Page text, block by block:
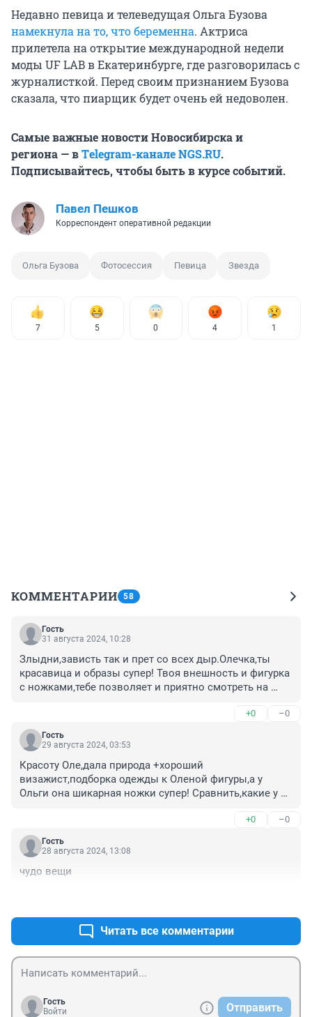
Недавно певица и телеведущая Ольга Бузова
намекнула на то, что беременна. Актриса
прилетела на открытие международной недели
моды UF LAB в Екатеринбурге, где разговорилась с
журналисткой. Перед своим признанием Бузова
сказала, что пиарщик будет очень ей недоволен.
Самые важные новости Новосибирска и
региона — вТelegram-канале NGS.RU.
Подписывайтесь, чтобы быть в курсе событий.
Павел Пешков
Корреспондент оперативной редакции
Ольга Бузова Фотосессия Певица Звезда
7 5 0 4 1
КОММЕНТАРИИ 58
Гость
31 августа 2024, 10:28
Злыдни,зависть так и прет со всех дыр.Олечка,ты
красавица и образы супер! Твоя внешность и фигурка
с ножками,тебе позволяет и приятно смотреть на
дала.Красавица,здоровья тебе и творческих успехов!!!
+0 –0
Гость
29 августа 2024, 03:53
Красоту Оле,дала природа +хороший
визажист,подборка одежды к Оленой фигуры,а у
Ольги она шикарная ножки супер! Сравнить,какие у
огромный.Олечка,красотка с шикарными ногами!!!
+0 –0
Гость
28 августа 2024, 13:08
чудо вещи
Читать все комментарии
Гость
Войти
Отправить